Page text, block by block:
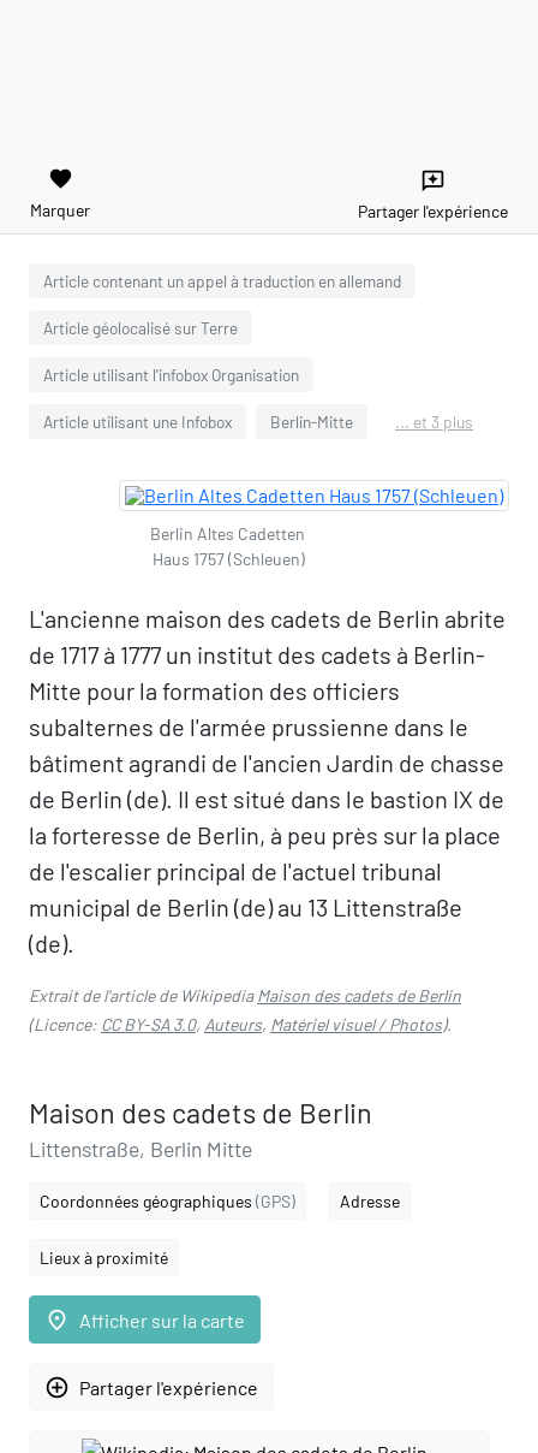
favorite
Marquer
reviews
Partager l'expérience
Article contenant un appel à traduction en allemand
Article géolocalisé sur Terre
Article utilisant l'infobox Organisation
Article utilisant une Infobox Berlin-Mitte ... et 3 plus
Berlin Altes Cadetten
Haus 1757 (Schleuen)
L'ancienne maison des cadets de Berlin abrite
de 1717 à 1777 un institut des cadets à Berlin-
Mitte pour la formation des officiers
subalternes de l'armée prussienne dans le
bâtiment agrandi de l'ancien Jardin de chasse
de Berlin (de). Il est situé dans le bastion IX de
la forteresse de Berlin, à peu près sur la place
de l'escalier principal de l'actuel tribunal
municipal de Berlin (de) au 13 Littenstraße
(de).
Extrait de l'article de WikipediaMaison des cadets de Berlin
(Licence: CC BY-SA 3.0, Auteurs, Matériel visuel / Photos).
Maison des cadets de Berlin
Littenstraße, Berlin Mitte
Coordonnées géographiques (GPS) Adresse
Lieux à proximité
place Afficher sur la carte
add_circle_outline Partager l'expérience